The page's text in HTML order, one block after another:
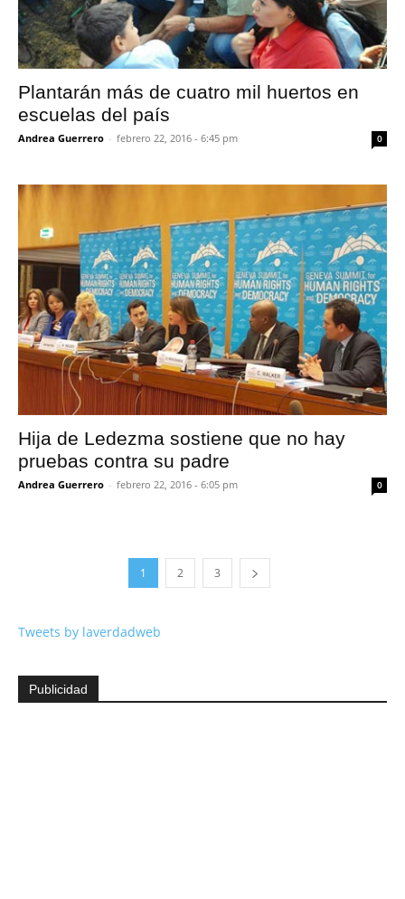
Plantarán más de cuatro mil huertos en
escuelas del país
Andrea Guerrero - febrero 22, 2016 - 6:45 pm 0
Hija de Ledezma sostiene que no hay
pruebas contra su padre
Andrea Guerrero - febrero 22, 2016 - 6:05 pm 0
1 2 3
Tweets by laverdadweb
Publicidad